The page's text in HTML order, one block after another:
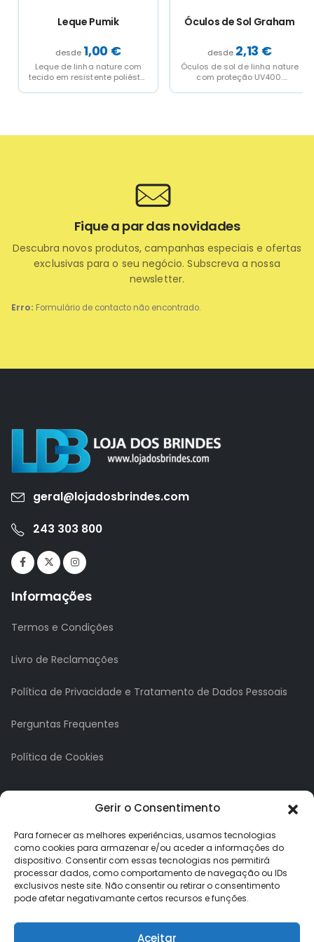
Gerir o Consentimento
Para fornecer as melhores experiências, usamos tecnologias
como cookies para armazenar e/ou aceder a informações do
dispositivo. Consentir com essas tecnologias nos permitirá
processar dados, como comportamento de navegação ou IDs
exclusivos neste site. Não consentir ou retirar o consentimento
pode afetar negativamante certos recursos e funções.
Aceitar
Leque Pumik
1,00€
Leque de linha nature com
tecido em resistente poliéster
page
pageÓculos de Sol Graham
2,13€
Óculos de sol de linha nature
com proteção UV400.
Erro: Formulário de contacto não encontrado.
Fique a par das novidades
Descubra novos produtos, campanhas especiais e ofertas
exclusivas para o seu negócio. Subscreva a nossa
newsletter.
geral@lojadosbrindes.com
243 303 800
Informações
Termos e Condições
Livro de Reclamações
Política de Privacidade e Tratamento de Dados Pessoais
Perguntas Frequentes
Política de Cookies
A minha conta
A Minha Conta
Histórico de Pedidos
Lista de Desejos
Newsletter